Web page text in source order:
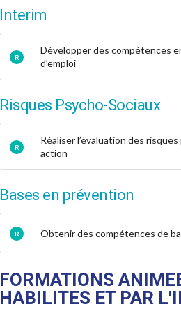
Interim
R
Développer des compétences
d’emploi
Risques Psycho-Sociaux
R
Réaliser l’évaluation des
action
Bases en prévention
R Obtenir des compétences de
FORMATIONS
HABILITES ET PAR